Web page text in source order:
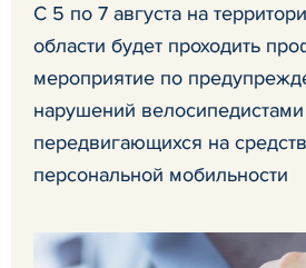
С 5 по 7 августа на
области будет проходить
мероприятие по
нарушений
передвигающихся на
персональной мобильности